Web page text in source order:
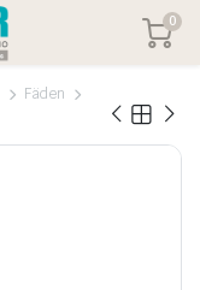
0
Fäden